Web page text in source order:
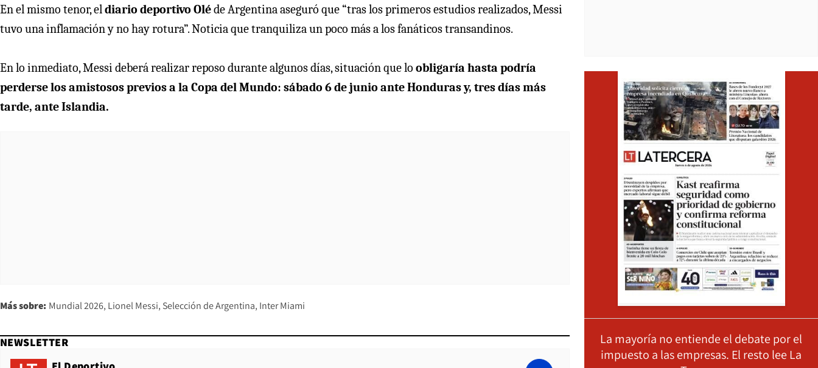
En el mismo tenor, eldiario deportivo Oléde Argentina aseguró que “tras los primeros estudios realizados, Messi
tuvo una inflamación y no hay rotura”. Noticia que tranquiliza un poco más a los fanáticos transandinos.
En lo inmediato, Messi deberá realizar reposo durante algunos días, situación que lo obligaría hasta podría
perderse los amistosos previos a la Copa del Mundo: sábado 6 de junio ante Honduras y, tres días más
tarde, ante Islandia.
Más sobre: Mundial 2026 Lionel Messi Selección de Argentina Inter Miami
NEWSLETTER
La mayoría no entiende el debate por el
impuesto a las empresas. El resto lee La